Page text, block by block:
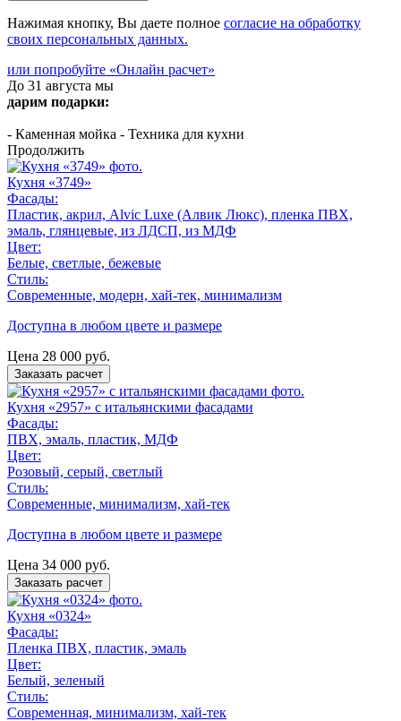
Нажимая кнопку, Вы даете полное согласие на обработку
своих персональных данных.
или попробуйте «Онлайн расчет»
До 31 августа мы
дарим подарки:
- Каменная мойка - Техника для кухни
Продолжить
Кухня «3749»
Фасады:
Пластик, акрил, Alvic Luxe (Алвик Люкс), пленка ПВХ,
эмаль, глянцевые, из ЛДСП, из МДФ
Цвет:
Белые, светлые, бежевые
Стиль:
Современные, модерн, хай-тек, минимализм
Доступна в любом цвете и размере
Цена 28 000 руб.
Заказать расчет
Кухня «2957» с итальянскими фасадами
Фасады:
ПВХ, эмаль, пластик, МДФ
Цвет:
Розовый, серый, светлый
Стиль:
Современные, минимализм, хай-тек
Доступна в любом цвете и размере
Цена 34 000 руб.
Заказать расчет
Кухня «0324»
Фасады:
Пленка ПВХ, пластик, эмаль
Цвет:
Белый, зеленый
Стиль:
Современная, минимализм, хай-тек